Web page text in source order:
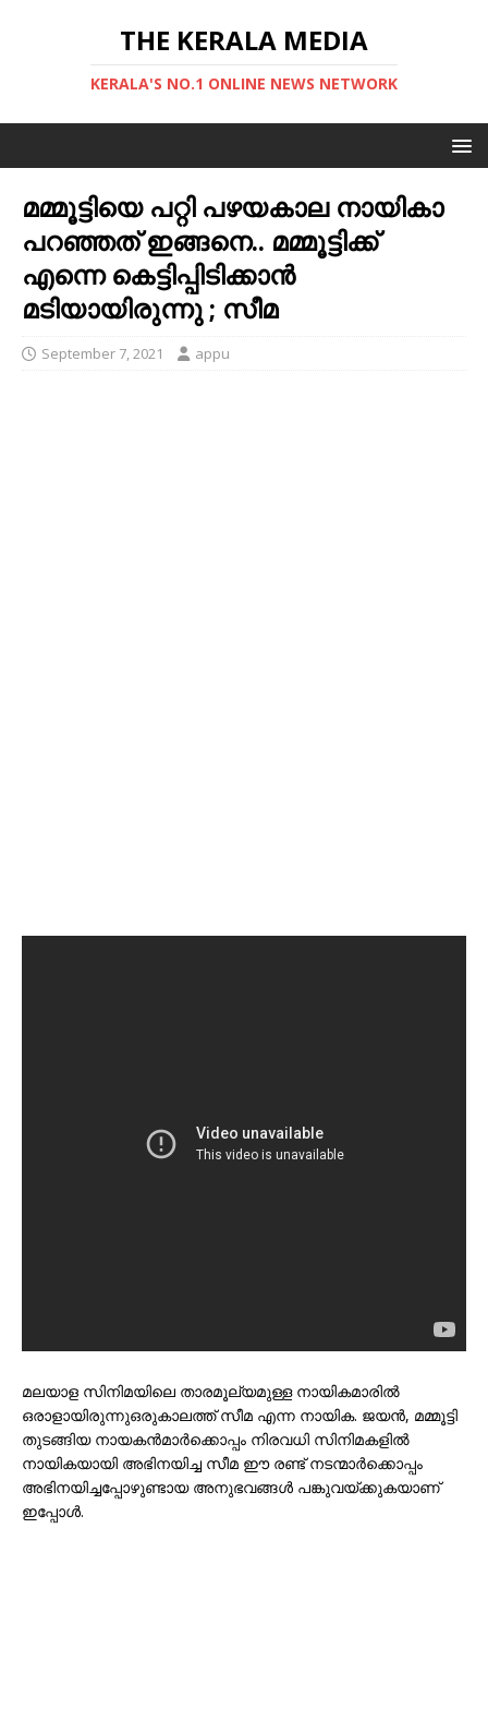
THE KERALA MEDIA
KERALA'S NO.1 ONLINE NEWS NETWORK
മമ്മൂട്ടിയെ പറ്റി പഴയകാല നായികാ
പറഞ്ഞത് ഇങ്ങനെ.. മമ്മൂട്ടിക്ക്
എന്നെ കെട്ടിപ്പിടിക്കാൻ
മടിയായിരുന്നു ; സീമ
September 7, 2021 appu
മലയാള സിനിമയിലെ താരമൂല്യമുള്ള നായികമാരിൽ
ഒരാളായിരുന്നുഒരുകാലത്ത് സീമ എന്ന നായിക. ജയൻ, മമ്മൂട്ടി
തുടങ്ങിയ നായകൻമാർക്കൊപ്പം നിരവധി സിനിമകളിൽ
നായികയായി അഭിനയിച്ച സീമ ഈ രണ്ട് നടന്മാർക്കൊപ്പം
അഭിനയിച്ചപ്പോഴുണ്ടായ അനുഭവങ്ങൾ പങ്കുവയ്ക്കുകയാണ്
ഇപ്പോൾ.